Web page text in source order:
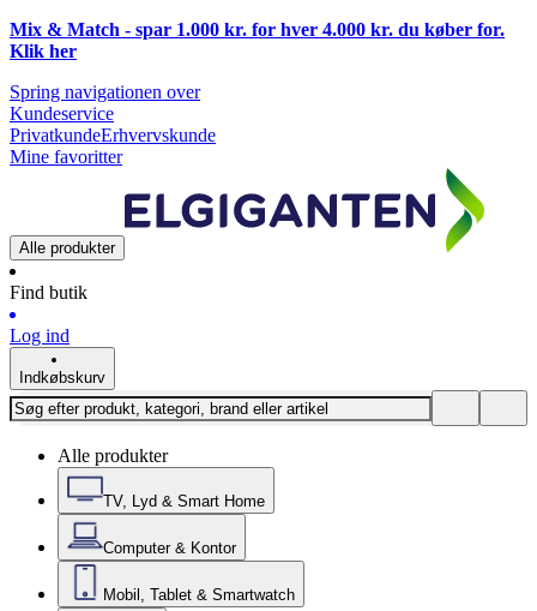
Mix & Match - spar 1.000 kr. for hver 4.000 kr. du køber for.
Klik her
Spring navigationen over
Kundeservice
PrivatkundeErhvervskunde
Mine favoritter
Alle produkter
Find butik
Log ind
Indkøbskurv
Alle produkter
TV, Lyd & Smart Home
Computer & Kontor
Mobil, Tablet & Smartwatch